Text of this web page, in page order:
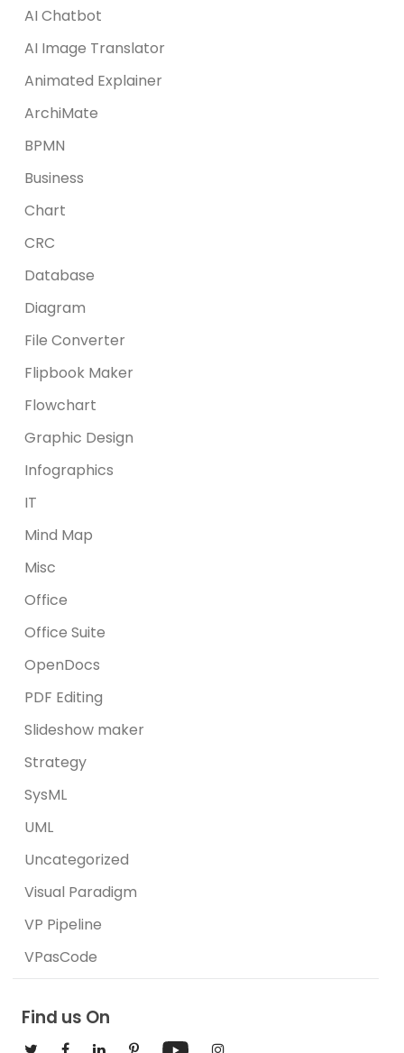
AI Chatbot
AI Image Translator
Animated Explainer
ArchiMate
BPMN
Business
Chart
CRC
Database
Diagram
File Converter
Flipbook Maker
Flowchart
Graphic Design
Infographics
IT
Mind Map
Misc
Office
Office Suite
OpenDocs
PDF Editing
Slideshow maker
Strategy
SysML
UML
Uncategorized
Visual Paradigm
VP Pipeline
VPasCode
Find us On